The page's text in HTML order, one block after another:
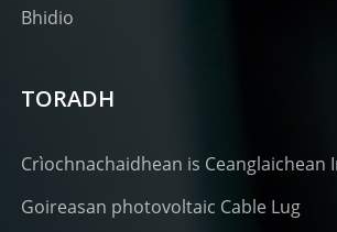
Bhidio
TORADH
Crìochnachaidhean is Ceanglaichean
Goireasan photovoltaic Cable Lug